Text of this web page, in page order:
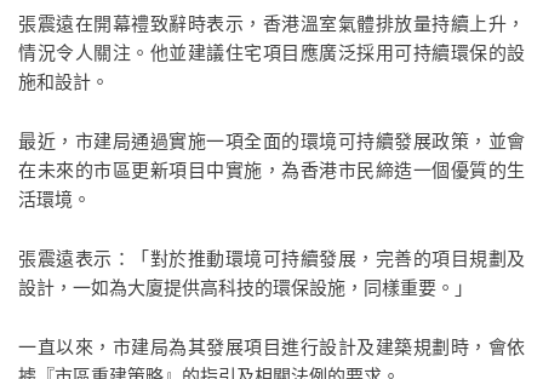
張震遠在開幕禮致辭時表示，香港溫室氣體排放量持續上升，
情況令人關注。他並建議住宅項目應廣泛採用可持續環保的設
施和設計。
最近，市建局通過實施一項全面的環境可持續發展政策，並會
在未來的市區更新項目中實施，為香港市民締造一個優質的生
活環境。
張震遠表示：「對於推動環境可持續發展，完善的項目規劃及
設計，一如為大廈提供高科技的環保設施，同樣重要。」
一直以來，市建局為其發展項目進行設計及建築規劃時，會依